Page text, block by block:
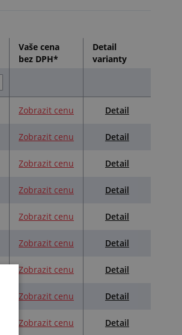
Vaše cena
bez DPH*
Detail
varianty
Zobrazit cenu Detail
Zobrazit cenu Detail
Zobrazit cenu Detail
Zobrazit cenu Detail
Zobrazit cenu Detail
Zobrazit cenu Detail
Zobrazit cenu Detail
Zobrazit cenu Detail
Zobrazit cenu Detail